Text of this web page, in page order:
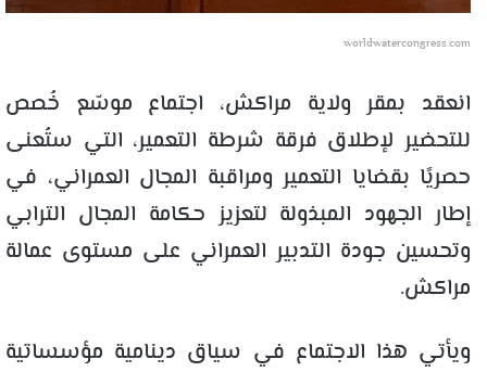
worldwatercongress.com
انعقد بمقر ولاية مراكش، اجتماع موسّع خُصص
للتحضير لإطلاق فرقة شرطة التعمير، التي ستُعنى
حصريًا بقضايا التعمير ومراقبة المجال العمراني، في
إطار الجهود المبذولة لتعزيز حكامة المجال الترابي
وتحسين جودة التدبير العمراني على مستوى عمالة
مراكش.
ويأتي هذا الاجتماع في سياق دينامية مؤسساتية